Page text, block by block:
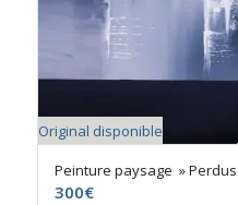
Original disponible
Peinture paysage »
300€